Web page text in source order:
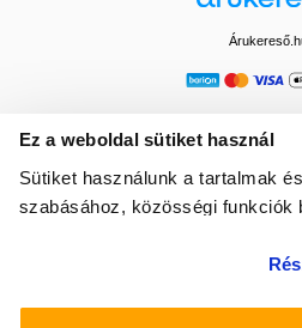
Ez a weboldal sütiket használ
Sütiket használunk a tartalmak
szabásához, közösségi funkciók
média-, hirdető- és elemező